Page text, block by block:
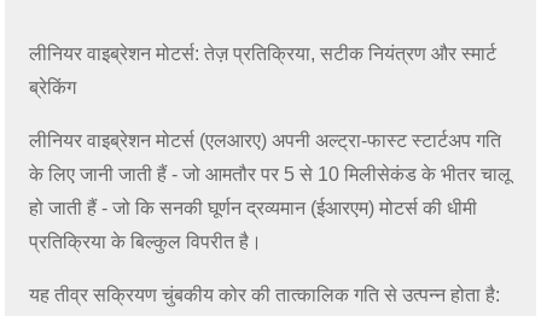
लीनियर वाइब्रेशन मोटर्स: तेज़ प्रतिक्रिया, सटीक नियंत्रण और स्मार्ट
ब्रेकिंग
लीनियर वाइब्रेशन मोटर्स (एलआरए) अपनी अल्ट्रा-फास्ट स्टार्टअप गति
के लिए जानी जाती हैं - जो आमतौर पर 5 से 10 मिलीसेकंड के भीतर चालू
हो जाती हैं - जो कि सनकी घूर्णन द्रव्यमान (ईआरएम) मोटर्स की धीमी
प्रतिक्रिया के बिल्कुल विपरीत है।
यह तीव्र सक्रियण चुंबकीय कोर की तात्कालिक गति से उत्पन्न होता है: